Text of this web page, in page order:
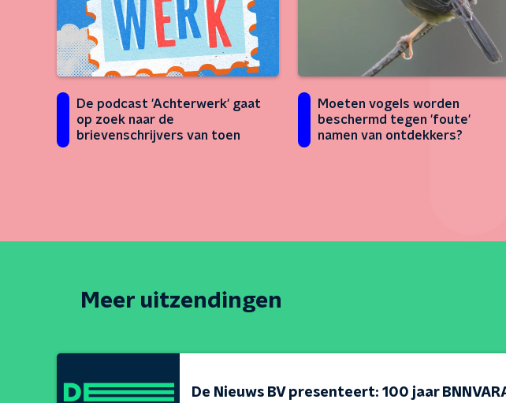
De podcast 'Achterwerk' gaat
op zoek naar de
brievenschrijvers van toen
Moeten vogels worden
beschermd tegen 'foute'
namen van ontdekkers?
Meer uitzendingen
De Nieuws BV presenteert: 100 jaar